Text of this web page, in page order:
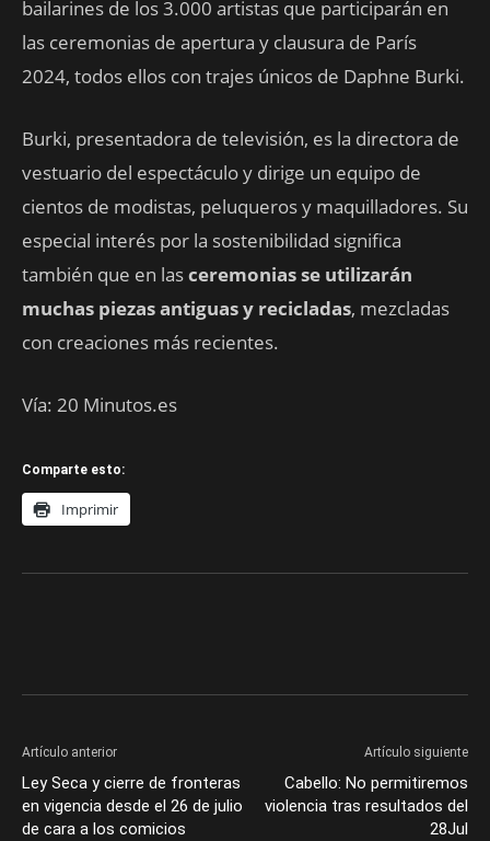
bailarines de los 3.000 artistas que participarán en
las ceremonias de apertura y clausura de París
2024, todos ellos con trajes únicos de Daphne Burki.
Burki, presentadora de televisión, es la directora de
vestuario del espectáculo y dirige un equipo de
cientos de modistas, peluqueros y maquilladores. Su
especial interés por la sostenibilidad significa
también que en lasceremonias se utilizarán
muchas piezas antiguas y recicladas, mezcladas
con creaciones más recientes.
Vía: 20 Minutos.es
Comparte esto:
Imprimir
Artículo anterior
Ley Seca y cierre de fronteras
en vigencia desde el 26 de julio
de cara a los comicios
Artículo siguiente
Cabello: No permitiremos
violencia tras resultados del
28Jul